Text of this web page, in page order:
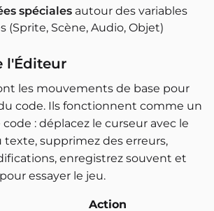
spéciales autour des variables
(Sprite, Scène, Audio, Objet)
l'Éditeur
les mouvements de base pour
code. Ils fonctionnent comme un
: déplacez le curseur avec le
texte, supprimez des erreurs,
enregistrez souvent et
essayer le jeu.
Action